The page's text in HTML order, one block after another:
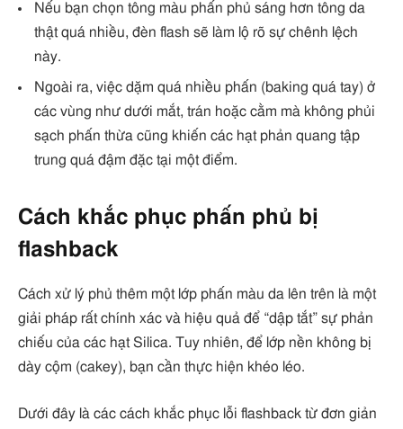
Nếu bạn chọn tông màu phấn phủ sáng hơn tông da
thật quá nhiều, đèn flash sẽ làm lộ rõ sự chênh lệch
này.
Ngoài ra, việc dặm quá nhiều phấn (baking quá tay) ở
các vùng như dưới mắt, trán hoặc cằm mà không phủi
sạch phấn thừa cũng khiến các hạt phản quang tập
trung quá đậm đặc tại một điểm.
Cách khắc phục phấn phủ bị
flashback
Cách xử lý phủ thêm một lớp phấn màu da lên trên là một
giải pháp rất chính xác và hiệu quả để “dập tắt” sự phản
chiếu của các hạt Silica. Tuy nhiên, để lớp nền không bị
dày cộm (cakey), bạn cần thực hiện khéo léo.
Dưới đây là các cách khắc phục lỗi flashback từ đơn giản